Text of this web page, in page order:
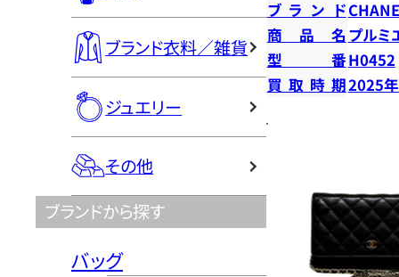
ブランド衣料／雑貨
ジュエリー
その他
ブランドから探す
バッグ
ブランド
商品名 プルミ
型番H0452
買取時期2025